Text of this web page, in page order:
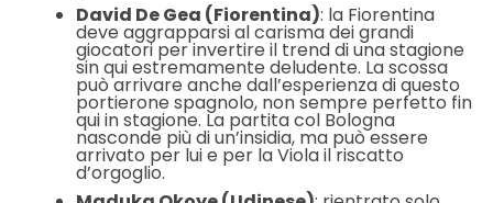
David De Gea (Fiorentina): la Fiorentina
deve aggrapparsi al carisma dei grandi
giocatori per invertire il trend di una stagione
sin qui estremamente deludente. La scossa
può arrivare anche dall’esperienza di questo
portierone spagnolo, non sempre perfetto fin
qui in stagione. La partita col Bologna
nasconde più di un’insidia, ma può essere
arrivato per lui e per la Viola il riscatto
d’orgoglio.